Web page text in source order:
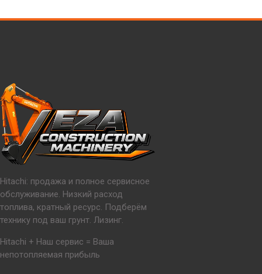
Hitachi: продажа и полное сервисное
обслуживание. Низкий расход
топлива, кратный ресурс. Подберём
технику под ваш грунт. Лизинг.
Hitachi + Наш сервис = Ваша
непотопляемая прибыль